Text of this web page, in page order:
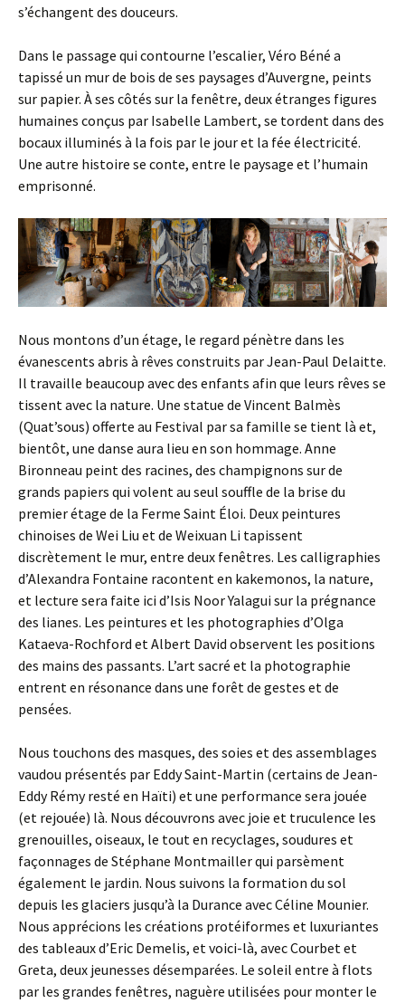
s’échangent des douceurs.
Dans le passage qui contourne l’escalier, Véro Béné a
tapissé un mur de bois de ses paysages d’Auvergne, peints
sur papier. À ses côtés sur la fenêtre, deux étranges figures
humaines conçus par Isabelle Lambert, se tordent dans des
bocaux illuminés à la fois par le jour et la fée électricité.
Une autre histoire se conte, entre le paysage et l’humain
emprisonné.
Nous montons d’un étage, le regard pénètre dans les
évanescents abris à rêves construits par Jean-Paul Delaitte.
Il travaille beaucoup avec des enfants afin que leurs rêves se
tissent avec la nature. Une statue de Vincent Balmès
(Quat’sous) offerte au Festival par sa famille se tient là et,
bientôt, une danse aura lieu en son hommage. Anne
Bironneau peint des racines, des champignons sur de
grands papiers qui volent au seul souffle de la brise du
premier étage de la Ferme Saint Éloi. Deux peintures
chinoises de Wei Liu et de Weixuan Li tapissent
discrètement le mur, entre deux fenêtres. Les calligraphies
d’Alexandra Fontaine racontent en kakemonos, la nature,
et lecture sera faite ici d’Isis Noor Yalagui sur la prégnance
des lianes. Les peintures et les photographies d’Olga
Kataeva-Rochford et Albert David observent les positions
des mains des passants. L’art sacré et la photographie
entrent en résonance dans une forêt de gestes et de
pensées.
Nous touchons des masques, des soies et des assemblages
vaudou présentés par Eddy Saint-Martin (certains de Jean-
Eddy Rémy resté en Haïti) et une performance sera jouée
(et rejouée) là. Nous découvrons avec joie et truculence les
grenouilles, oiseaux, le tout en recyclages, soudures et
façonnages de Stéphane Montmailler qui parsèment
également le jardin. Nous suivons la formation du sol
depuis les glaciers jusqu’à la Durance avec Céline Mounier.
Nous apprécions les créations protéiformes et luxuriantes
des tableaux d’Eric Demelis, et voici-là, avec Courbet et
Greta, deux jeunesses désemparées. Le soleil entre à flots
par les grandes fenêtres, naguère utilisées pour monter le